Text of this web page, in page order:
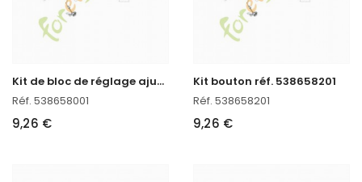
K
it de bloc de réglage ajusteur réf. 538658001
Réf. 538658001
9,26 €
Kit bouton réf. 538658201
Réf. 538658201
9,26 €